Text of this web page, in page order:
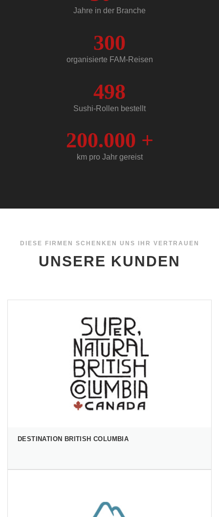
Jahre in der Branche
300
organisierte FAM-Reisen
498
Sushi-Rollen bestellt
200.000 +
km pro Jahr gereist
DIESE FIRMEN SCHENKEN UNS IHR VERTRAUEN
UNSERE KUNDEN
DESTINATION BRITISH COLUMBIA